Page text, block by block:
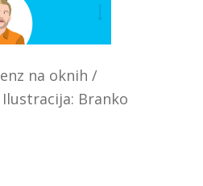
na oknih /
Branko